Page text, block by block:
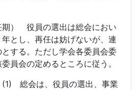
期） 役員の選出は総会におい
とし、再任は妨げないが、連
する。ただし学会各委員会委
員会の定めるところに従う。
総会は、役員の選出、事業